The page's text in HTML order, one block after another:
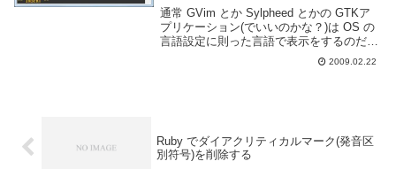
通常 GVim とか Sylpheed とかの GTKア
プリケーション(でいいのかな？)は OS の
言語設定に則った言語で表示をするのだけ
ど、Windows は好きな様に言語を設定で
きないので困ったちゃんです。俺は英語で
2009.02.22
Ruby でダイアクリティカルマーク(発音区
別符号)を削除する